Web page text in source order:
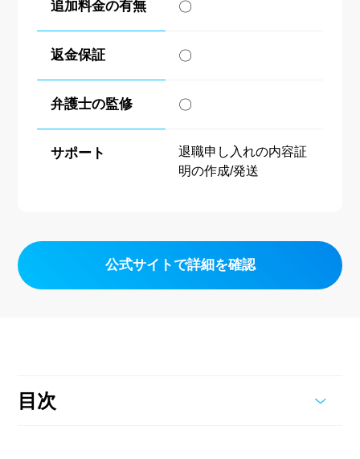
追加料金の有無 〇
返金保証 〇
弁護士の監修 〇
サポート
退職申し入れの内容証
明の作成/発送
公式サイトで詳細を確認
目次